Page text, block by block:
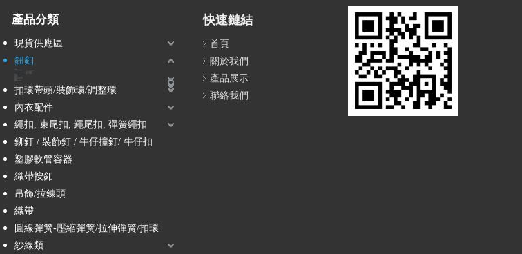
產品分類
現貨供應區
鈕釦
扣環帶頭/裝飾環/調整環
內衣配件
繩扣, 束尾扣, 繩尾扣, 彈簧繩扣
鉚釘 / 裝飾釘 / 牛仔撞釘/ 牛仔扣
塑膠軟管容器
織帶按釦
吊飾/拉鍊頭
織帶
圓線彈簧-壓縮彈簧/拉伸彈簧/扣環
紗線類
快速鏈結
首頁
關於我們
產品展示
聯絡我們